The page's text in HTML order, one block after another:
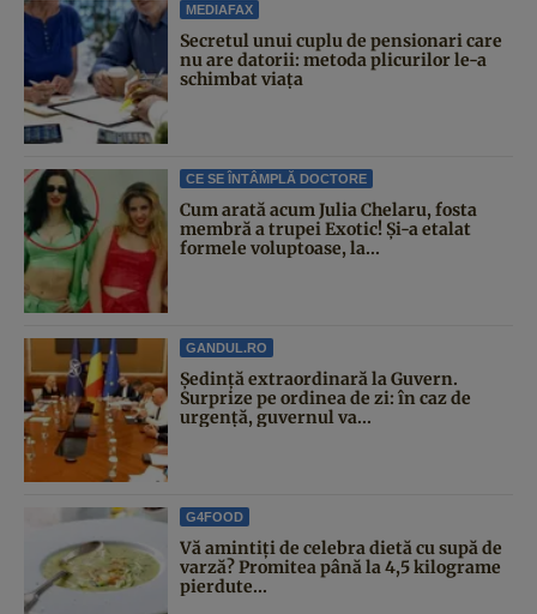
MEDIAFAX
Secretul unui cuplu de pensionari care
nu are datorii: metoda plicurilor le-a
schimbat viața
CE SE ÎNTÂMPLĂ DOCTORE
Cum arată acum Julia Chelaru, fosta
membră a trupei Exotic! Și-a etalat
formele voluptoase, la...
GANDUL.RO
Şedinţă extraordinară la Guvern.
Surprize pe ordinea de zi: în caz de
urgență, guvernul va...
G4FOOD
Vă amintiți de celebra dietă cu supă de
varză? Promitea până la 4,5 kilograme
pierdute...